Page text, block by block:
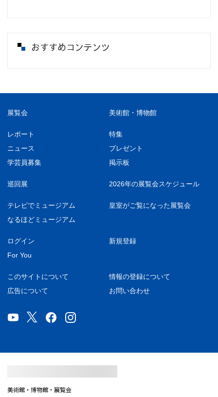
おすすめコンテンツ
展覧会 美術館・博物館
レポート
特集
ニュース
プレゼント
学芸員募集
掲示板
巡回展 2026年の展覧会スケジュール
テレビでミュージアム
皇室がご覧になった展覧会
なるほどミュージアム
ログイン
新規登録
For You
このサイトについて
情報の登録について
広告について
お問い合わせ
美術館・博物館・展覧会